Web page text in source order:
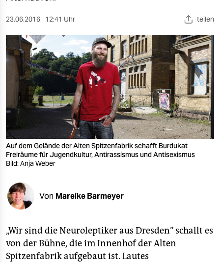
nord
wahrheit
verlag
verlag
veranstaltungen
shop
fragen & hilfe
unterstützen
abo
genossenschaft
epaper login
23.06.2016 12:41 Uhr teilen
Auf dem Gelände der Alten Spitzenfabrik schafft Burdukat
Freiräume für Jugendkultur, Antirassismus und Antisexismus
Bild: Anja Weber
Von Mareike Barmeyer
„Wir sind die Neuroleptiker aus Dresden” schallt es
von der Bühne, die im Innenhof der Alten
Spitzenfabrik aufgebaut ist. Lautes